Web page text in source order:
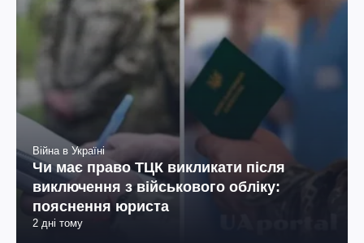
Війна в Україні
Чи має право ТЦК викликати після
виключення з військового обліку:
пояснення юриста
2 дні тому